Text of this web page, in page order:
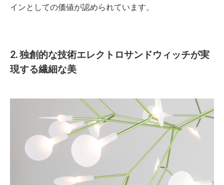
インとしての価値が認められています。
2. 独創的な技術エレクトロサンドウィッチが実
現する繊細な美